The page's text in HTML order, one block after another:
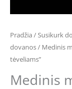
Pradžia /Susikurk
dovanos/ Medinis
tėveliams”
Medinis